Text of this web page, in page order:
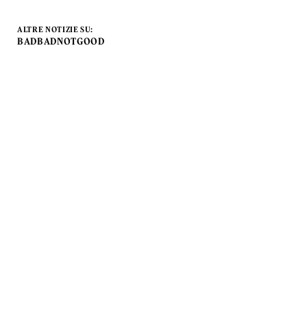
ALTRE NOTIZIE SU:
BADBADNOTGOOD